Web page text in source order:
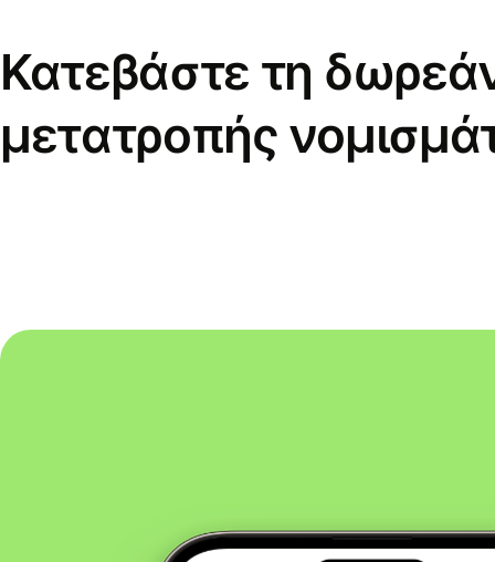
Κατεβάστε τη
μετατροπής